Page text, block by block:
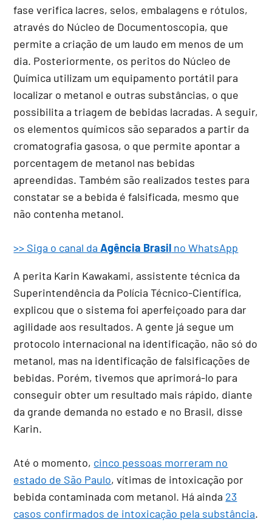
fase verifica lacres, selos, embalagens e rótulos,
através do Núcleo de Documentoscopia, que
permite a criação de um laudo em menos de um
dia. Posteriormente, os peritos do Núcleo de
Química utilizam um equipamento portátil para
localizar o metanol e outras substâncias, o que
possibilita a triagem de bebidas lacradas. A seguir,
os elementos químicos são separados a partir da
cromatografia gasosa, o que permite apontar a
porcentagem de metanol nas bebidas
apreendidas. Também são realizados testes para
constatar se a bebida é falsificada, mesmo que
não contenha metanol.
>> Siga o canal daAgência Brasil no WhatsApp
A perita Karin Kawakami, assistente técnica da
Superintendência da Polícia Técnico-Científica,
explicou que o sistema foi aperfeiçoado para dar
agilidade aos resultados. A gente já segue um
protocolo internacional na identificação, não só do
metanol, mas na identificação de falsificações de
bebidas. Porém, tivemos que aprimorá-lo para
conseguir obter um resultado mais rápido, diante
da grande demanda no estado e no Brasil, disse
Karin.
Até o momento, cinco pessoas morreram no
estado de São Paulo, vítimas de intoxicação por
bebida contaminada com metanol. Há ainda 23
casos confirmados de intoxicação pela substância.